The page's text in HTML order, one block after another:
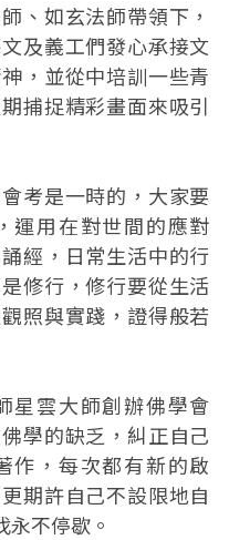
、如玄法師帶領下，
及義工們發心承接文
，並從中培訓一些青
捕捉精彩畫面來吸引
考是一時的，大家要
運用在對世間的應對
經，日常生活中的行
修行，修行要從生活
照與實踐，證得般若
星雲大師創辦佛學會
學的缺乏，糾正自己
作，每次都有新的啟
期許自己不設限地自
不停歇。